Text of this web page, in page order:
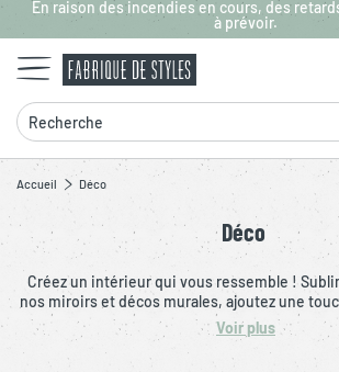
Aller au contenu principal
En raison des incendies en cours, des
à prévoir.
Recherche
Accueil Déco
Déco
Créez un intérieur qui vous ressemble !
nos miroirs et décos murales, ajoutez une
nos tapis et vases et trouvez des objets
maison. Que vous souhaitez redécorer votre
salle de bain, vous ferez le pleins d'idées
Voir plus